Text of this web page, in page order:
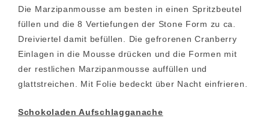
Die Marzipanmousse am besten in einen Spritzbeutel
füllen und die 8 Vertiefungen der Stone Form zu ca.
Dreiviertel damit befüllen. Die gefrorenen Cranberry
Einlagen in die Mousse drücken und die Formen mit
der restlichen Marzipanmousse auffüllen und
glattstreichen. Mit Folie bedeckt über Nacht einfrieren.
Schokoladen Aufschlagganache